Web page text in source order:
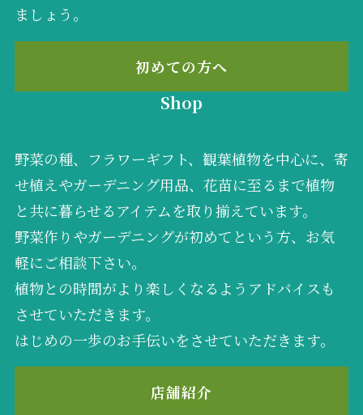
ましょう。
初めての方へ
Shop
野菜の種、フラワーギフト、観葉植物を中心に、寄
せ植えやガーデニング用品、花苗に至るまで植物
と共に暮らせるアイテムを取り揃えています。
野菜作りやガーデニングが初めてという方、お気
軽にご相談下さい。
植物との時間がより楽しくなるようアドバイスも
させていただきます。
はじめの一歩のお手伝いをさせていただきます。
店舗紹介